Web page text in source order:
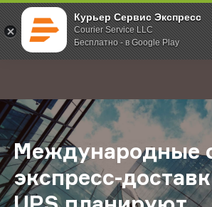
Курьер Сервис Экспресс
Courier Service LLC
Бесплатно - в Google Play
; Главная О компании Новости
Международные
экспресс-